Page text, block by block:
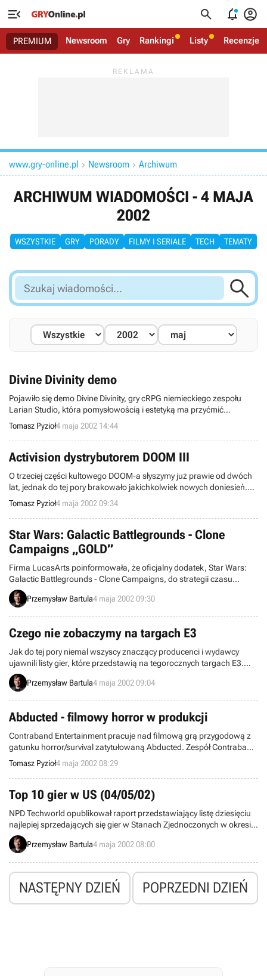
   
PREMIUM Newsroom Gry Rankingi Listy Recenzje
www.gry-online.pl  Newsroom  Archiwum
ARCHIWUM WIADOMOŚCI - 4 MAJA
2002
WSZYSTKIE GRY PORADY FILMY I SERIALE TECH TEMATY
Szukaj
wiadomości...

Divine Divinity demo
Pojawiło się demo Divine Divinity, gry cRPG niemieckiego zespołu
Larian Studio, która pomysłowością i estetyką ma przyćmić
popularne serie AD&D, jak Baldur’s Gate czy Icewind Dale. Divine
Divinity to już druga tego typu propozycja zza naszej zachodniej
granicy. Całkiem niedawno ukazał się przecież Gorasul: Legacy of
the Dragon, który choć wykonany poprawnie nie mógł konkurować z
amerykańskimi super-produkcjami. Czy podobnie będzie z Divine
Divinity? Przekonajcie się sami ściągając wersję demonstracyjną.
Tomasz Pyzioł4 maja 2002 14:44
Activision dystrybutorem DOOM III
O trzeciej części kultowego DOOM-a słyszymy już prawie od dwóch
lat, jednak do tej pory brakowało jakichkolwiek nowych doniesień.
Dopiero teraz id Software i Activision oficjalnie poinformowały o
podpisaniu umowy dotyczącej gry DOOM III, na podstawie której
Activision będzie światowym jej dystrybutorem.
Tomasz Pyzioł4 maja 2002 09:34
Star Wars: Galactic Battlegrounds - Clone
Campaigns „GOLD”
Firma LucasArts poinformowała, że oficjalny dodatek, Star Wars:
Galactic Battlegrounds - Clone Campaigns, do strategii czasu
rzeczywistego, Star Wars: Galactic Battlegrounds, został ukończony
i osiągnął „złoty” status produkcji.
Przemysław Bartula4 maja 2002 09:30
Czego nie zobaczymy na targach E3
Jak do tej pory niemal wszyscy znaczący producenci i wydawcy
ujawnili listy gier, które przedstawią na tegorocznych targach E3.
Niestety przy tej okazji okazało się, że na targach na pewno nie
zobaczymy kilku bardzo oczekiwanych tytułów, jakimi niewątpliwe
Przemysław Bartula4 maja 2002 09:04
Abducted - filmowy horror w produkcji
Contraband Entertainment pracuje nad filmową grą przygodową z
gatunku horror/survival zatytułowaną Abducted. Zespół Contraband
jak dotychczas znany jest z konwersji na Macintosh’a takich tułów
jak Sin, F.A.K.K. 2 czy Icewind Dale, a Abducted jest ich pierwszym
samodzielnym projektem przeznaczonym na platformy PC, Mac i
Xbox.
Tomasz Pyzioł4 maja 2002 08:29
Top 10 gier w US (04/05/02)
NPD Techworld opublikował raport przedstawiający listę dziesięciu
najlepiej sprzedających się gier w Stanach Zjednoczonych w okresie
od 14 do 20 kwietnia. The Sims: Vacation nadal plasuje się na
pierwszej pozycji, Dungeon Siege na drugiej, natomiast na trzeciej
The Sims, a z trzeciej na czwartą spadł Star Wars Jedi Knight II: Jedi
Outcast.
Przemysław Bartula4 maja 2002 08:00
NASTĘPNY DZIEŃ POPRZEDNI DZIEŃ